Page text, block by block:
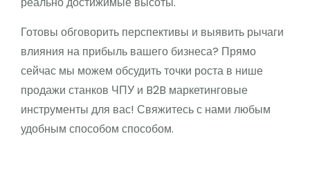
Готовы обговорить перспективы и выявить рычаги
влияния на прибыль вашего бизнеса? Прямо
сейчас мы можем обсудить точки роста в нише
продажи станков ЧПУ и B2B маркетинговые
инструменты для вас! Свяжитесь с нами любым
удобным способом способом.